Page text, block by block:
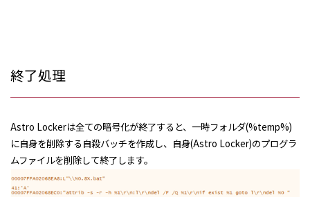
終了処理
Astro Lockerは全ての暗号化が終了すると、一時フォルダ(%temp%)
に自身を削除する自殺バッチを作成し、自身(Astro Locker)のプログラ
ムファイルを削除して終了します。